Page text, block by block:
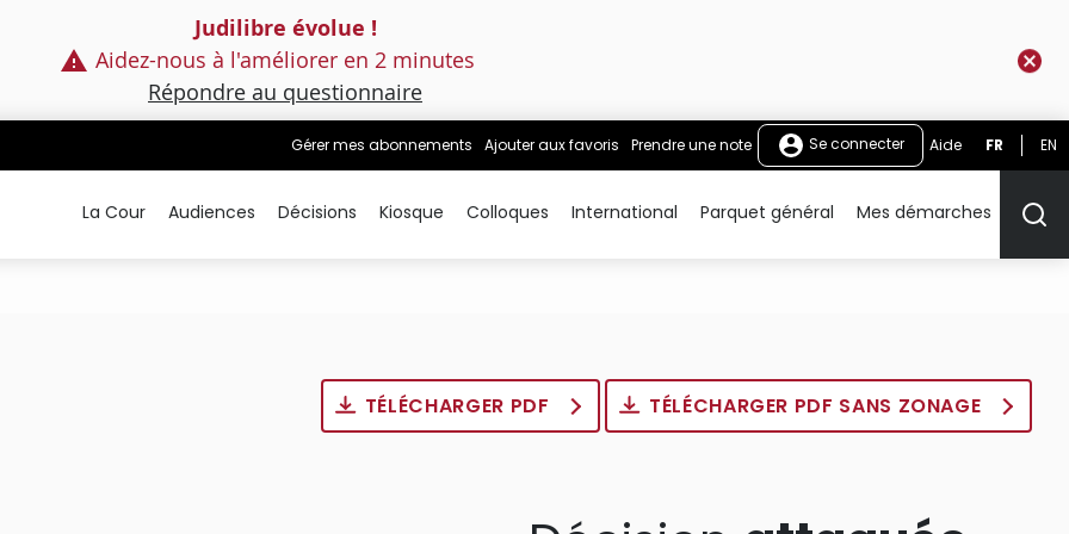
Judilibre évolue !
Aidez-nous à l'améliorer en 2 minutes
Répondre au questionnaire
Gérer mes abonnements Ajouter aux favoris Prendre une note Se connecter Aide FR EN
La Cour Audiences Décisions Kiosque Colloques International Parquet général Mes démarches
TÉLÉCHARGER PDF TÉLÉCHARGER PDF SANS ZONAGE